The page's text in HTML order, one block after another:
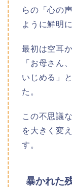
らの「心の
ように鮮明
最初は空耳
「お母さん
いじめる」
た。
この不思議
を大きく変
す。
暴かれた